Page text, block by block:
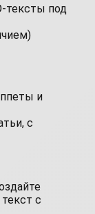
тексты под
и
с
с